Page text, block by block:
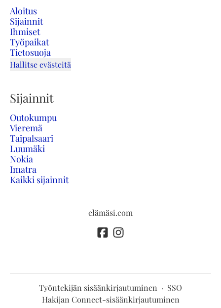
Aloitus
Sijainnit
Ihmiset
Työpaikat
Tietosuoja
Hallitse evästeitä
Sijainnit
Outokumpu
Vieremä
Taipalsaari
Luumäki
Nokia
Imatra
Kaikki sijainnit
elämäsi.com
Työntekijän sisäänkirjautuminen · SSO
Hakijan Connect-sisäänkirjautuminen